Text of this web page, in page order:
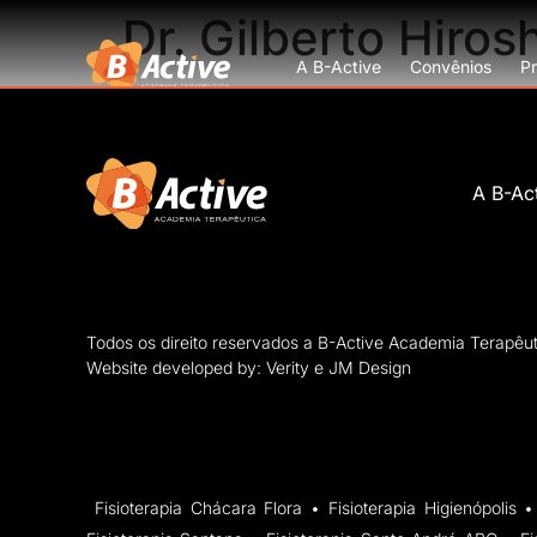
A B-Active Convênios
Esportes
Dr. Gilberto
A B-
Todos os direito reservados a B-Active Academia
Website developed by: Verity e JM Design
Fisioterapia Chácara Flora • Fisioterapia Higienópolis